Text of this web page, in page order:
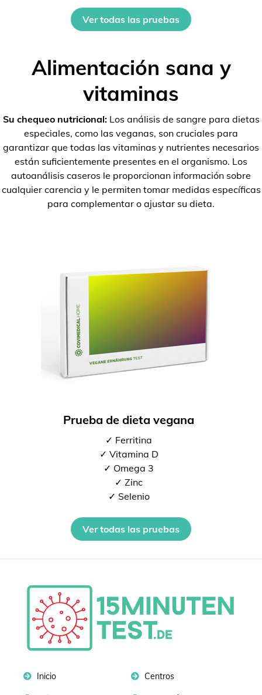
Ver todas las pruebas
Alimentación sana y
vitaminas
Su chequeo nutricional:Los análisis de sangre para dietas
especiales, como las veganas, son cruciales para
garantizar que todas las vitaminas y nutrientes necesarios
están suficientemente presentes en el organismo. Los
autoanálisis caseros le proporcionan información sobre
cualquier carencia y le permiten tomar medidas específicas
para complementar o ajustar su dieta.
Prueba de dieta vegana
✓ Ferritina
✓ Vitamina D
✓ Omega 3
✓ Zinc
✓ Selenio
Ver todas las pruebas
Inicio Centros